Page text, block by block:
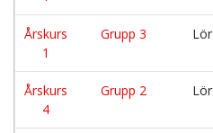
Årskurs
1
Grupp 3 Lör
Årskurs
4
Grupp 2 Lör